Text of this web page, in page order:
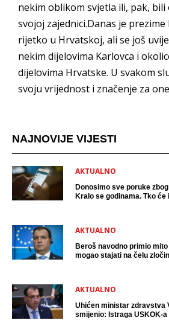
nekim oblikom svjetla ili, pak,
svojoj zajednici.Danas je
rijetko u Hrvatskoj, ali se još
nekim dijelovima Karlovca i
dijelovima Hrvatske. U svakom
svoju vrijednost i značenje za
NAJNOVIJE VIJESTI
AKTUALNO
Donosimo sve poruke
Kralo se godinama. Tko
AKTUALNO
Beroš navodno primio
mogao stajati na čelu
AKTUALNO
Uhićen ministar zdravstva
smijenio: Istraga USKOK-